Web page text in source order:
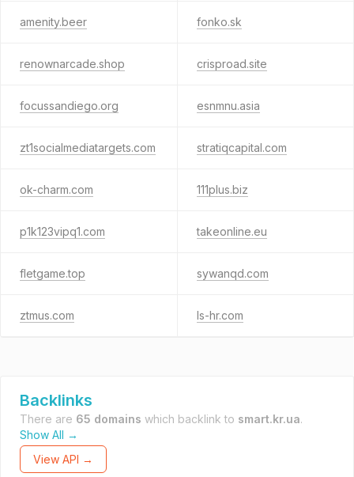
amenity.beer fonko.sk
renownarcade.shop crisproad.site
focussandiego.org esnmnu.asia
zt1socialmediatargets.com stratiqcapital.com
ok-charm.com 111plus.biz
p1k123vipq1.com takeonline.eu
fletgame.top sywanqd.com
ztmus.com ls-hr.com
Backlinks
There are 65 domains which backlink to smart.kr.ua.
Show All →
View API →